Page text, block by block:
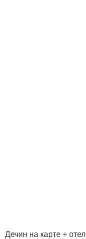
Дечин на карте +